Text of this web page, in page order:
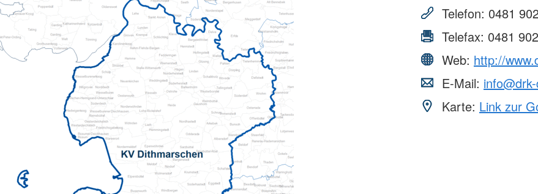
Telefon: 0481
Telefax: 0481
Web: http://
E-Mail:
Karte: Link zur